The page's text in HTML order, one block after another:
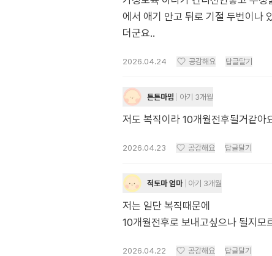
에서 애기 안고 뒤로 기절 두번이나
더군요..
2026.04.24 공감해요 답글달기
튼튼마밈 아기 3개월
저도 복직이라 10개월전후될거같아
2026.04.23 공감해요 답글달기
적토마 엄마 아기 3개월
저는 일단 복직때문에
10개월전후로 보내고싶으나 될지모
2026.04.22 공감해요 답글달기